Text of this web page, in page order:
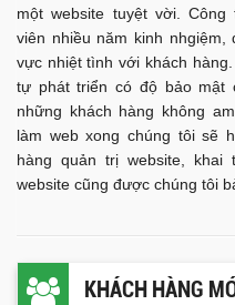
một website tuyệt vời.
viên nhiều năm kinh
vực nhiệt tình với khách
tự phát triển có độ bảo mật
những khách hàng không
làm web xong chúng tôi sẽ
hàng quản trị website,
website cũng được chúng tôi
KHÁCH HÀNG